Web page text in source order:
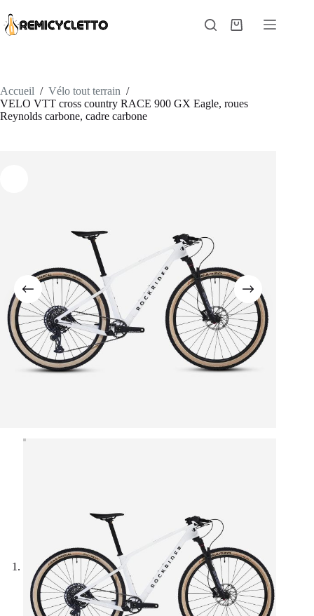
au
contenu
Panier
Accueil / Vélo tout terrain /
VELO VTT cross country RACE 900 GX Eagle, roues
Reynolds carbone, cadre carbone